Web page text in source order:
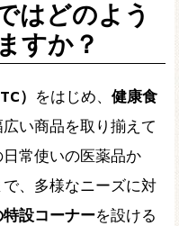
はどのよう
すか？
） をはじめ、 健康食
い商品を取り揃えて
常使いの医薬品か
、多様なニーズに対
設コーナーを設ける